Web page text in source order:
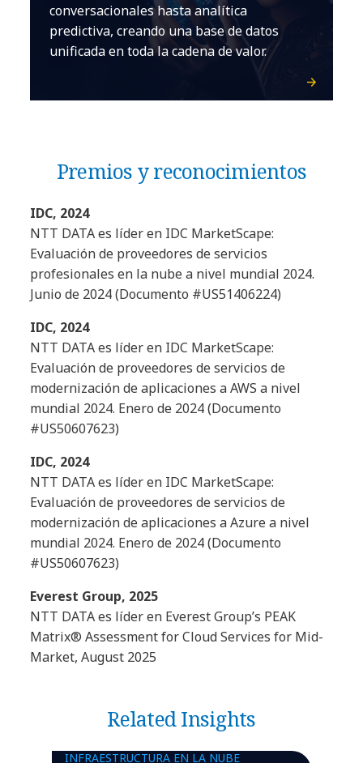
conversacionales hasta analítica
predictiva, creando una base de datos
unificada en toda la cadena de valor.
Premios y reconocimientos
IDC, 2024
NTT DATA es líder en IDC MarketScape:
Evaluación de proveedores de servicios
profesionales en la nube a nivel mundial 2024.
Junio de 2024 (Documento #US51406224)
IDC, 2024
NTT DATA es líder en IDC MarketScape:
Evaluación de proveedores de servicios de
modernización de aplicaciones a AWS a nivel
mundial 2024. Enero de 2024 (Documento
#US50607623)
IDC, 2024
NTT DATA es líder en IDC MarketScape:
Evaluación de proveedores de servicios de
modernización de aplicaciones a Azure a nivel
mundial 2024. Enero de 2024 (Documento
#US50607623)
Everest Group, 2025
NTT DATA es líder en Everest Group’s PEAK
Matrix® Assessment for Cloud Services for Mid-
Market, August 2025
Related Insights
INFRAESTRUCTURA EN LA NUBE